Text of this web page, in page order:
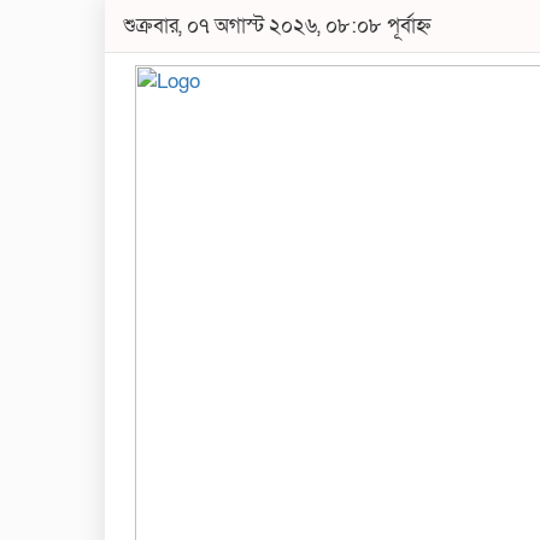
শুক্রবার, ০৭ অগাস্ট ২০২৬, ০৮:০৮ পূর্বাহ্ন